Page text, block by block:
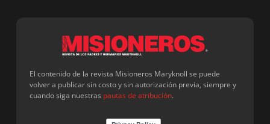
El contenido de la revista Misioneros Maryknoll se puede
volver a publicar sin costo y sin autorización previa, siempre y
cuando siga nuestras pautas de atribución.